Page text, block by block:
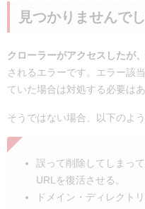
見つかりませんで
クローラーがアクセスしたが
されるエラーです。エラー該
ていた場合は対処する必要はあ
そうではない場合、以下のよ
誤って削除してしまっ
URLを復活させる。
ドメイン・ディレクト